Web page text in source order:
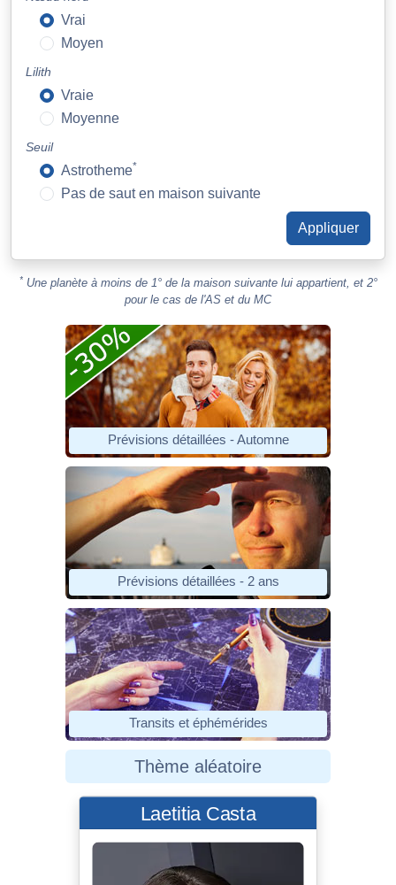
Vrai
Moyen
Lilith
Vraie
Moyenne
Seuil
Astrotheme*
Pas de saut en maison suivante
*Une planète à moins de 1° de la maison suivante lui appartient, et 2°
pour le cas de l'AS et du MC
Prévisions détaillées - Automne
Prévisions détaillées - 2 ans
Transits et éphémérides
Thème aléatoire
Laetitia Casta